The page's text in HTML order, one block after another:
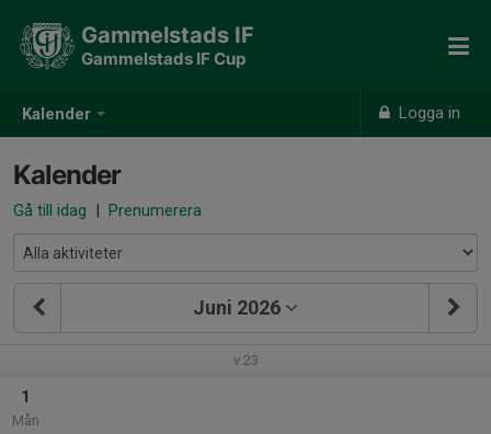
Kalender Logga in
Gammelstads IF
Gammelstads IF Cup
Kalender
Gå till idag | Prenumerera
Juni 2026
v.23
1
Mån